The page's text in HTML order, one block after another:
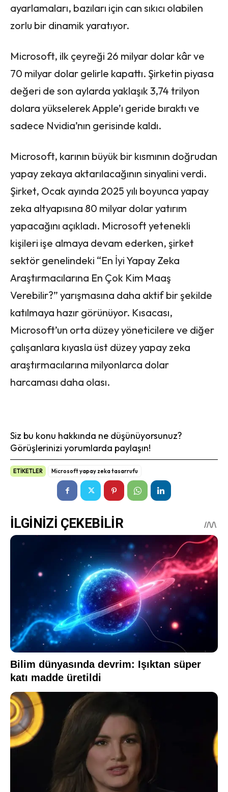
ayarlamaları, bazıları için can sıkıcı olabilen
zorlu bir dinamik yaratıyor.
Microsoft, ilk çeyreği 26 milyar dolar kâr ve
70 milyar dolar gelirle kapattı. Şirketin piyasa
değeri de son aylarda yaklaşık 3,74 trilyon
dolara yükselerek Apple’ı geride bıraktı ve
sadece Nvidia’nın gerisinde kaldı.
Microsoft, karının büyük bir kısmının doğrudan
yapay zekaya aktarılacağının sinyalini verdi.
Şirket, Ocak ayında 2025 yılı boyunca yapay
zeka altyapısına 80 milyar dolar yatırım
yapacağını açıkladı. Microsoft yetenekli
kişileri işe almaya devam ederken, şirket
sektör genelindeki “En İyi Yapay Zeka
Araştırmacılarına En Çok Kim Maaş
Verebilir?” yarışmasına daha aktif bir şekilde
katılmaya hazır görünüyor. Kısacası,
Microsoft’un orta düzey yöneticilere ve diğer
çalışanlara kıyasla üst düzey yapay zeka
araştırmacılarına milyonlarca dolar
harcaması daha olası.
Siz bu konu hakkında ne düşünüyorsunuz?
Görüşlerinizi yorumlarda paylaşın!
ETİKETLER Microsoft yapay zeka tasarrufu